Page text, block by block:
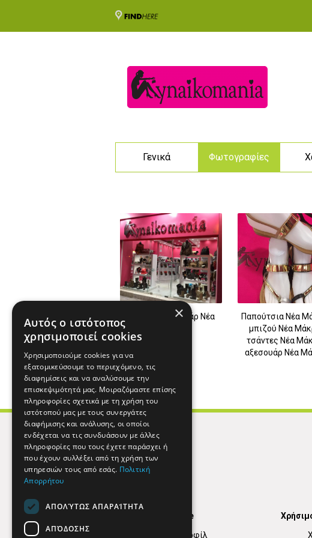
Γενικά Φωτογραφίες
Γυναικεία αξεσουάρ Νέα
Παπούτσια Νέα
μπιζού Νέα
τσάντες Νέα
αξεσουάρ Νέα3
Find Here
Εταιρικό Προφίλ
×
Αυτός ο ιστότοπος
χρησιμοποιεί cookies
Χρησιμοποιούμε cookies για να
εξατομικεύσουμε το περιεχόμενο, τις
διαφημίσεις και να αναλύσουμε την
επισκεψιμότητά μας. Μοιραζόμαστε επίσης
πληροφορίες σχετικά με τη χρήση του
ιστότοπού μας με τους συνεργάτες
διαφήμισης και ανάλυσης, οι οποίοι
ενδέχεται να τις συνδυάσουν με άλλες
πληροφορίες που τους έχετε παράσχει ή
που έχουν συλλέξει από τη χρήση των
υπηρεσιών τους από εσάς. Πολιτική
Απορρήτου
ΑΠΟΛΎΤΩΣ ΑΠΑΡΑΊΤΗΤΑ
ΑΠΌΔΟΣΗΣ